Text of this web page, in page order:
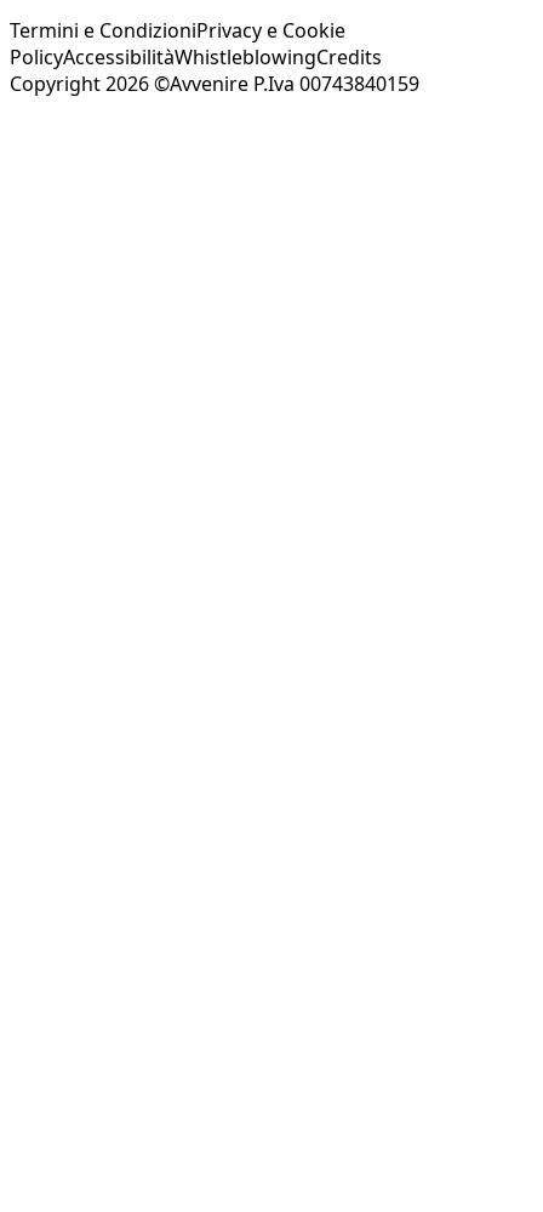
Termini e CondizioniPrivacy e Cookie
PolicyAccessibilitàWhistleblowingCredits
Copyright 2026 ©Avvenire P.Iva 00743840159